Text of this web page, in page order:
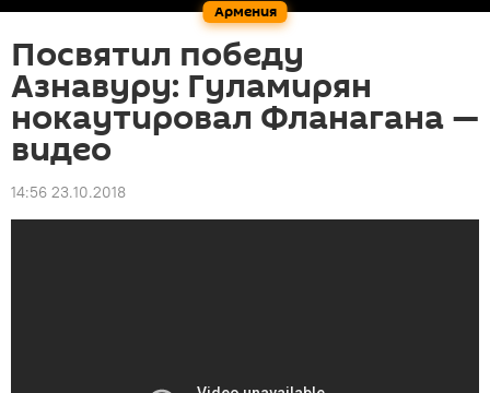
Армения
Посвятил победу
Азнавуру: Гуламирян
нокаутировал Фланагана —
видео
14:56 23.10.2018